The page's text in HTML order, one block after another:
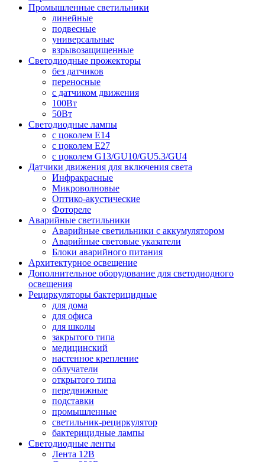
Промышленные светильники
линейные
подвесные
универсальные
взрывозащищенные
Светодиодные прожекторы
без датчиков
переносные
с датчиком движения
100Вт
50Вт
Светодиодные лампы
с цоколем E14
с цоколем E27
с цоколем G13/GU10/GU5.3/GU4
Датчики движения для включения света
Инфракрасные
Микроволновые
Оптико-акустические
Фотореле
Аварийные светильники
Аварийные светильники с аккумулятором
Аварийные световые указатели
Блоки аварийного питания
Архитектурное освещение
Дополнительное оборудование для светодиодного
освещения
Рециркуляторы бактерицидные
для дома
для офиса
для школы
закрытого типа
медицинский
настенное крепление
облучатели
открытого типа
передвижные
подставки
промышленные
светильник-рециркулятор
бактерицидные лампы
Светодиодные ленты
Лента 12В